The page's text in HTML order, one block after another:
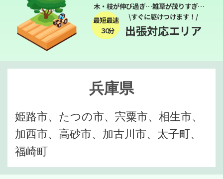
木・枝が伸び過ぎ…雑草が茂りすぎ…
最短最速
３０分
\すぐに駆けつけます！/
出張対応エリア
兵庫県
姫路市、たつの市、宍粟市、相生市、
加西市、高砂市、加古川市、太子町、
福崎町